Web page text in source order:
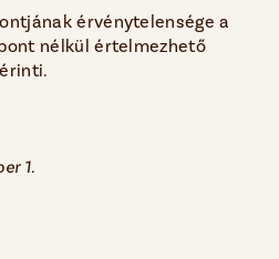
érvénytelensége a
nélkül értelmezhető
1.